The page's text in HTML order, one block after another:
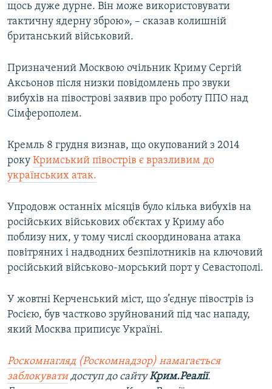
щось дуже дурне. Він може використовувати
тактичну ядерну зброю», – сказав колишній
британський військовий.
Призначений Москвою очільник Криму Сергій
Аксьонов після низки повідомлень про звуки
вибухів на півострові заявив про роботу ППО над
Сімферополем.
Кремль 8 грудня визнав, що окупований з 2014
року Кримський півострів є вразливим до
українських атак.
Упродовж останніх місяців було кілька вибухів на
російських військових об’єктах у Криму або
поблизу них, у тому числі скоординована атака
повітряних і надводних безпілотників на ключовий
російський військово-морський порт у Севастополі.
У жовтні Керченський міст, що з’єднує півострів із
Росією, був частково зруйнований під час нападу,
який Москва приписує Україні.
Роскомнагляд (Роскомнадзор) намагається
заблокуватидоступ до сайтуКрим.Реалії.